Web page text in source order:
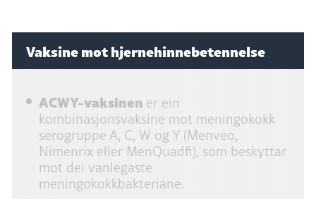
Vaksine mot hjernehinnebetennelse
ACWY-vaksinen er ein
kombinasjonsvaksine mot meningokokk
serogruppe A, C, W og Y (Menveo,
Nimenrix eller MenQuadfi), som beskyttar
mot dei vanlegaste
meningokokkbakteriane.